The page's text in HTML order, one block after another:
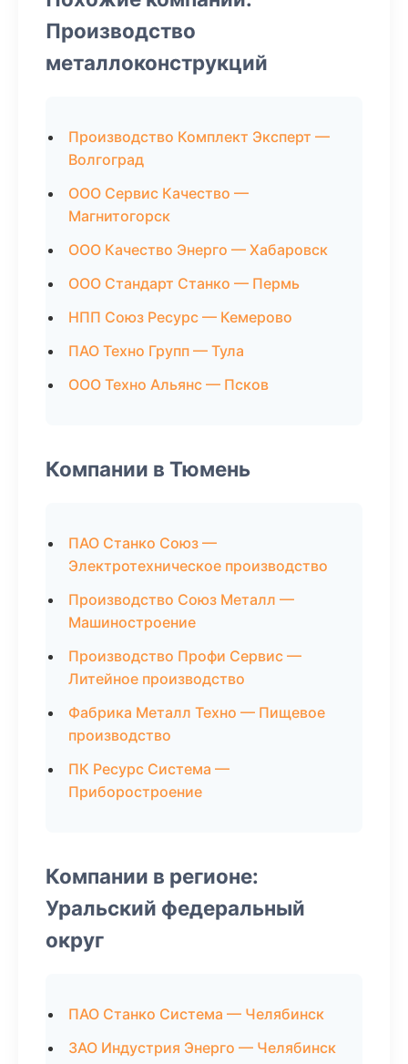
Производство
металлоконструкций
Производство Комплект Эксперт —
Волгоград
ООО Сервис Качество —
Магнитогорск
ООО Качество Энерго — Хабаровск
ООО Стандарт Станко — Пермь
НПП Союз Ресурс — Кемерово
ПАО Техно Групп — Тула
ООО Техно Альянс — Псков
Компании в Тюмень
ПАО Станко Союз —
Электротехническое производство
Производство Союз Металл —
Машиностроение
Производство Профи Сервис —
Литейное производство
Фабрика Металл Техно — Пищевое
производство
ПК Ресурс Система —
Приборостроение
Компании в регионе:
Уральский федеральный
округ
ПАО Станко Система — Челябинск
ЗАО Индустрия Энерго — Челябинск